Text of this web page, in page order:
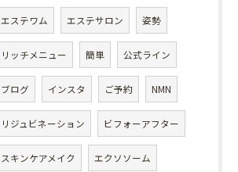
エステワム エステサロン 姿勢
リッチメニュー 簡単 公式ライン
ブログ インスタ ご予約 NMN
リジュビネーション ビフォーアフター
スキンケアメイク エクソソーム